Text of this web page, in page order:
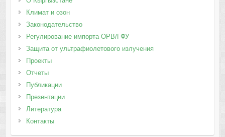
Климат и озон
Законодательство
Регулирование импорта ОРВ/ГФУ
Защита от ультрафиолетового излучения
Проекты
Отчеты
Публикации
Презентации
Литература
Контакты